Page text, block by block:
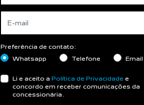
Preferência de contato:
Whatsapp
Telefone Email
Li e aceito a Política de Privacidade e
concordo em receber comunicações da
concessionária.